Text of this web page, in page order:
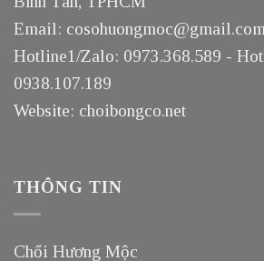
Email:
Hotline1/Zalo: 0973.368.589 -
0938.107.189
Website: choibongco.net
THÔNG TIN
Chổi Hương Mộc